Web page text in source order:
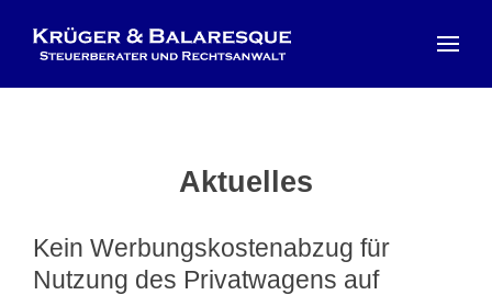
Aktuelles
Kein Werbungskostenabzug für
Nutzung des Privatwagens auf